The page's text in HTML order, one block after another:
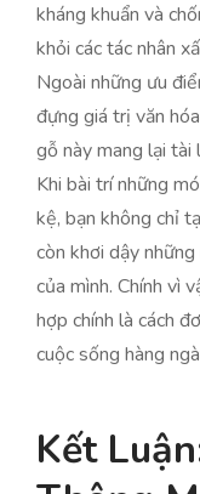
kháng khuẩn và
khỏi các tác nhân
Ngoài những ưu
đựng giá trị văn
gỗ này mang lại tài
Khi bài trí những
kệ, bạn không chỉ
còn khơi dậy
của mình. Chính vì
hợp chính là cách
cuộc sống hàng
Kết